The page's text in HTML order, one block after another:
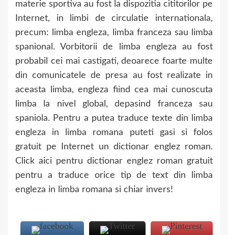
materie sportiva au fost la dispozitia cititorilor pe
Internet, in limbi de circulatie internationala,
precum: limba engleza, limba franceza sau limba
spanional. Vorbitorii de limba engleza au fost
probabil cei mai castigati, deoarece foarte multe
din comunicatele de presa au fost realizate in
aceasta limba, engleza fiind cea mai cunoscuta
limba la nivel global, depasind franceza sau
spaniola. Pentru a putea traduce texte din limba
engleza in limba romana puteti gasi si folos
gratuit pe Internet un dictionar englez roman.
Click aici pentru dictionar englez roman gratuit
pentru a traduce orice tip de text din limba
engleza in limba romana si chiar invers!